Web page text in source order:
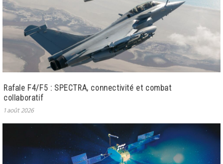
Rafale F4/F5 : SPECTRA, connectivité et combat
collaboratif
1 août 2026